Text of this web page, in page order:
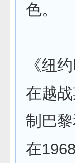
色。
《纽
在越
制巴
在